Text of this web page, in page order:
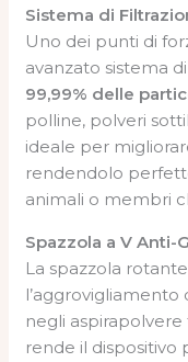
Sistema di
Uno dei punti di
avanzato sistema
99,99% delle
polline, polveri
ideale per
rendendolo
animali o membri
Spazzola a V Anti-
La spazzola
negli aspirapolvere
rende il